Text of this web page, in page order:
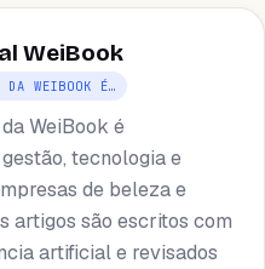
WeiBook
WEIBOOK É…
WeiBook é
tecnologia e
de beleza e
artigos são escritos com
artificial e revisados